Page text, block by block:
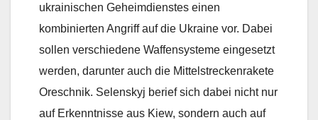
ukrainischen Geheimdienstes einen
kombinierten Angriff auf die Ukraine vor. Dabei
sollen verschiedene Waffensysteme eingesetzt
werden, darunter auch die Mittelstreckenrakete
Oreschnik. Selenskyj berief sich dabei nicht nur
auf Erkenntnisse aus Kiew, sondern auch auf